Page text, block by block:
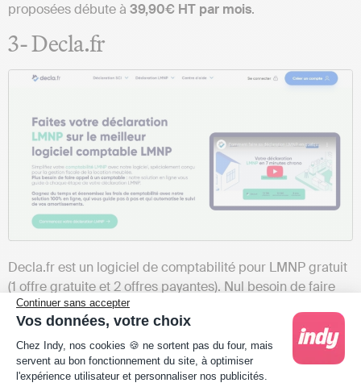
Continuer sans accepter
Vos données, votre choix
Plateforme de Gestion du Consentement :
Chez Indy, nos cookies 🍪 ne sortent pas du four, mais
servent au bon fonctionnement du site, à optimiser
l'expérience utilisateur et personnaliser nos publicités.
proposées débute à 39,90€ HT par mois.
3- Decla.fr
Decla.fr est un logiciel de comptabilité pour LMNP gratuit
(1 offre gratuite et 2 offres payantes). Nul besoin de faire
appel à uncomptable spécialisé en location meublée
cette solution en ligne vous guide pas à pas dans
l’établissement de votredéclaration LMNP.
Decla.fr propose3 offresà destination des LMNP :